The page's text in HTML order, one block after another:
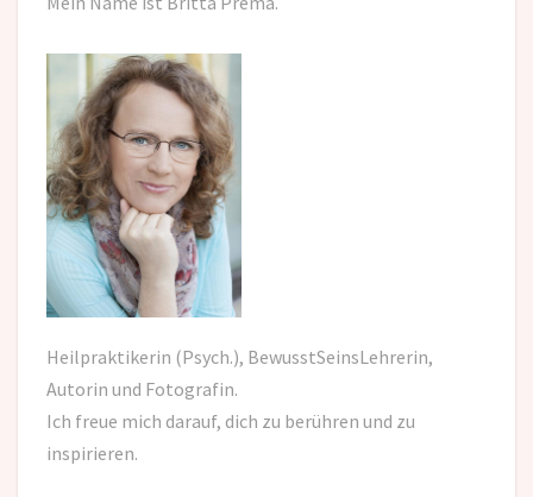
Heilpraktikerin (Psych.), BewusstSeinsLehrerin,
Autorin und Fotografin.
Ich freue mich darauf, dich zu berühren und zu
inspirieren.